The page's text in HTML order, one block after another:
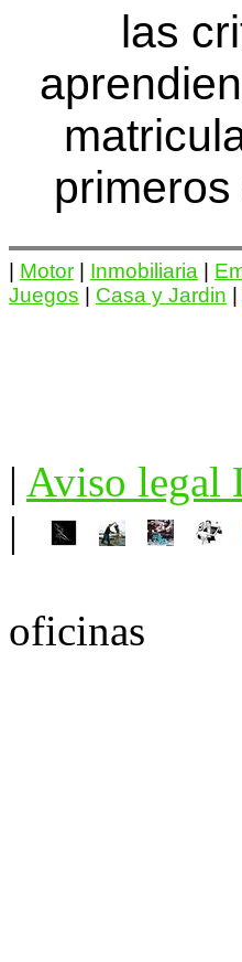
las
Motor Inmobiliaria
Juegos
Casa y Jardin
| Aviso legal
|
oficinas